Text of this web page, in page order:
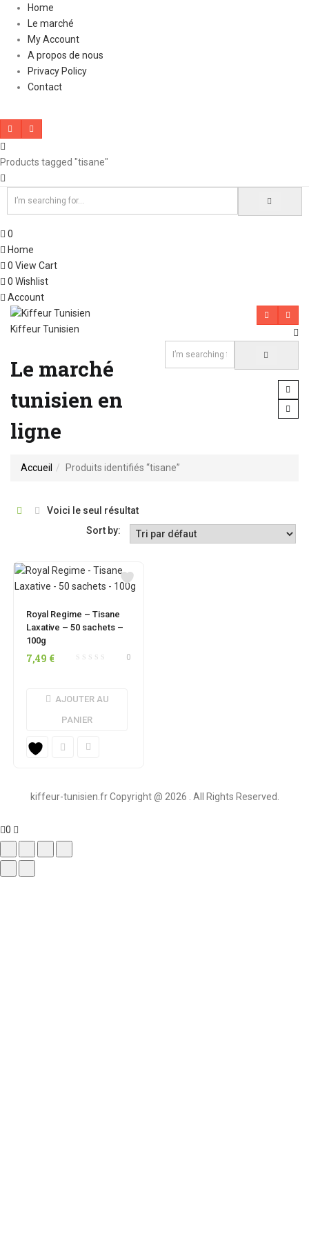
Home
Le marché
My Account
A propos de nous
Privacy Policy
Contact
Products tagged "tisane"
0
Home
0 View Cart
0 Wishlist
Account
Kiffeur Tunisien
Le marché
tunisien en
ligne
Accueil Produits identifiés “tisane”
Voici le seul résultat
Sort by:
Royal Regime – Tisane
Laxative – 50 sachets –
100g
0
7,49 €
AJOUTER AU
PANIER
kiffeur-tunisien.fr Copyright @ 2026 . All Rights Reserved.
0